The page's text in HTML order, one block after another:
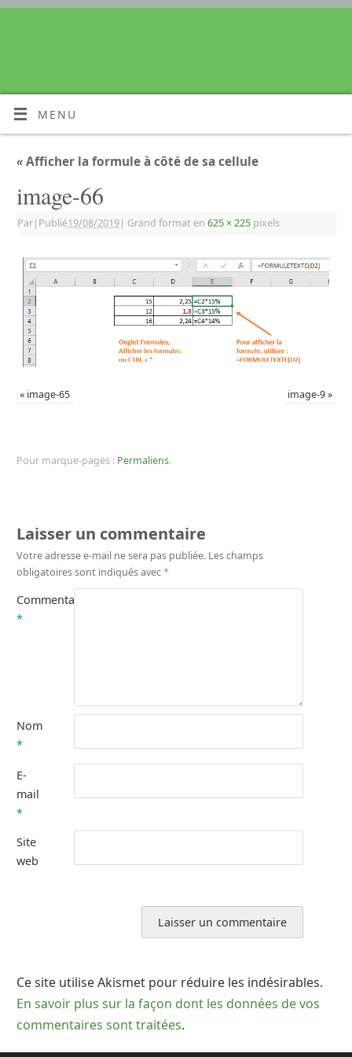
MENU
«Afficher la formule à côté de sa cellule
image-66
Par| Publié19/08/2019| Grand format en 625 × 225 pixels
« image-65 image-9»
Pour marque-pages : Permaliens.
Laisser un commentaire
Votre adresse e-mail ne sera pas publiée. Les champs
obligatoires sont indiqués avec*
Commentaire
*
Nom
*
E-
mail
*
Site
web
Ce site utilise Akismet pour réduire les indésirables.
En savoir plus sur la façon dont les données de vos
commentaires sont traitées.